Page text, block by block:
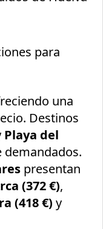
para
una
Destinos
Playa del
demandados.
presentan
(372 €),
(418 €) y